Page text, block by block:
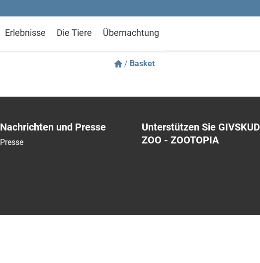
Erlebnisse Die Tiere Übernachtung
/ Basket
Nachrichten und Presse
Presse
Unterstützen Sie GIVSKUD
ZOO - ZOOTOPIA